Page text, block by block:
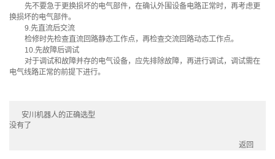
先不要急于更换损坏的电气部件，在确认外围设备电路正常时，再考虑更
换损坏的电气部件。
9.先直流后交流
检修时先检查直流回路静态工作点，再检查交流回路动态工作点。
10.先故障后调试
对于调试和故障并存的电气设备，应先排除故障，再进行调试，调试需在
电气线路正常的前提下进行。
安川机器人的正确选型
没有了
返回